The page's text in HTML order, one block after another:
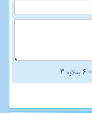
= ۶ بعلاوه ۳